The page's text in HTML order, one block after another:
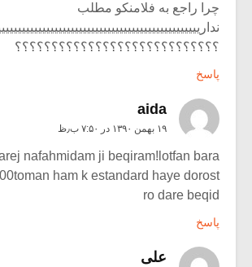
چرا راجع به فلامنکو مطلب
؟؟؟؟؟؟؟؟؟؟؟؟؟؟؟؟؟؟؟؟؟؟؟؟؟؟؟؟
پاسخ
aida
۱۹ بهمن ۱۳۹۰ در ۷:۵۰ ب٫ظ
nafahmidam ji beqiram!lotfan bara
ham k estandard haye dorost
ro dare beqid
پاسخ
علی